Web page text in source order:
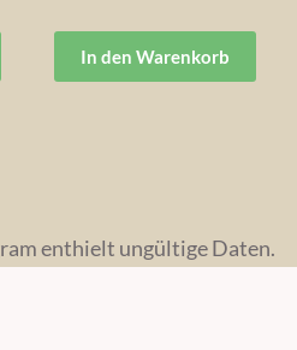
In den Warenkorb
enthielt ungültige Daten.